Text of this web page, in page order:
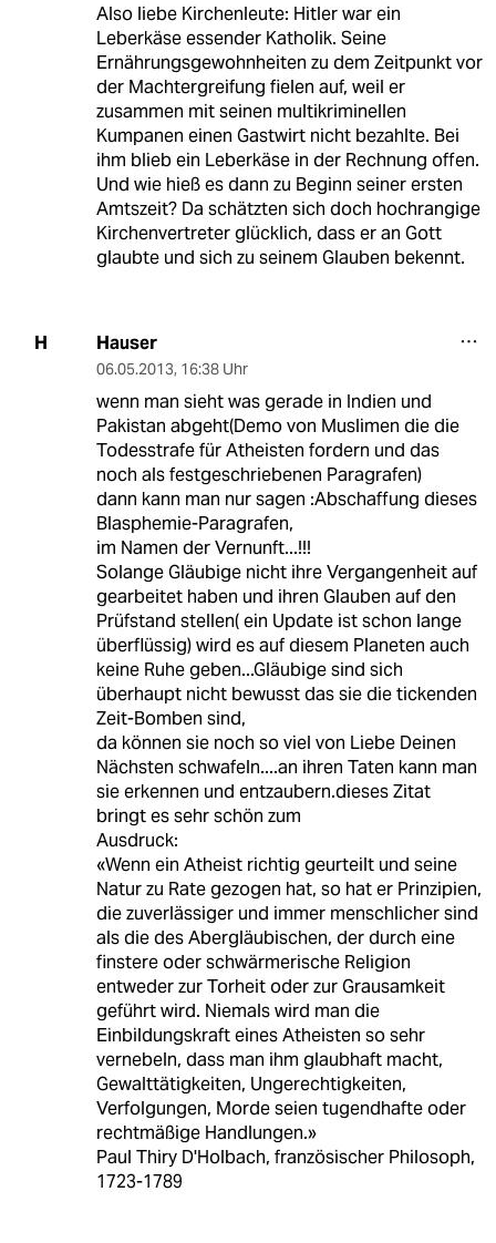
Also liebe Kirchenleute: Hitler war ein
Leberkäse essender Katholik. Seine
Ernährungsgewohnheiten zu dem Zeitpunkt vor
der Machtergreifung fielen auf, weil er
zusammen mit seinen multikriminellen
Kumpanen einen Gastwirt nicht bezahlte. Bei
ihm blieb ein Leberkäse in der Rechnung offen.
Und wie hieß es dann zu Beginn seiner ersten
Amtszeit? Da schätzten sich doch hochrangige
Kirchenvertreter glücklich, dass er an Gott
glaubte und sich zu seinem Glauben bekennt.
H Hauser
06.05.2013, 16:38 Uhr
wenn man sieht was gerade in Indien und
Pakistan abgeht(Demo von Muslimen die die
Todesstrafe für Atheisten fordern und das
noch als festgeschriebenen Paragrafen)
dann kann man nur sagen :Abschaffung dieses
Blasphemie-Paragrafen,
im Namen der Vernunft...!!!
Solange Gläubige nicht ihre Vergangenheit auf
gearbeitet haben und ihren Glauben auf den
Prüfstand stellen( ein Update ist schon lange
überflüssig) wird es auf diesem Planeten auch
keine Ruhe geben...Gläubige sind sich
überhaupt nicht bewusst das sie die tickenden
Zeit-Bomben sind,
da können sie noch so viel von Liebe Deinen
Nächsten schwafeln....an ihren Taten kann man
sie erkennen und entzaubern.dieses Zitat
bringt es sehr schön zum
Ausdruck:
«Wenn ein Atheist richtig geurteilt und seine
Natur zu Rate gezogen hat, so hat er Prinzipien,
die zuverlässiger und immer menschlicher sind
als die des Abergläubischen, der durch eine
finstere oder schwärmerische Religion
entweder zur Torheit oder zur Grausamkeit
geführt wird. Niemals wird man die
Einbildungskraft eines Atheisten so sehr
vernebeln, dass man ihm glaubhaft macht,
Gewalttätigkeiten, Ungerechtigkeiten,
Verfolgungen, Morde seien tugendhafte oder
rechtmäßige Handlungen.»
Paul Thiry D'Holbach, französischer Philosoph,
1723-1789